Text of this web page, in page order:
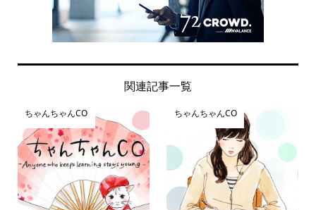
関連記事一覧
ちゃんちゃんCO ちゃんちゃんCO